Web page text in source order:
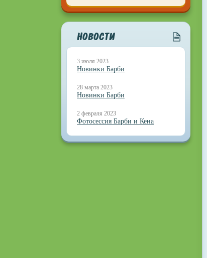
НОВОСТИ
3 июля 2023
Новинки Барби
28 марта 2023
Новинки Барби
2 февраля 2023
Фотосессия Барби и Кена